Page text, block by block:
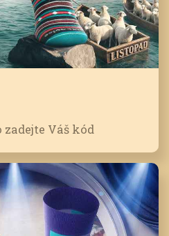
zadejte Váš kód